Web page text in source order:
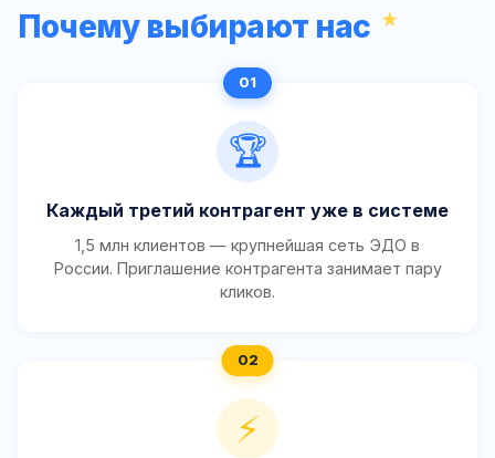
Почему выбирают нас
🏆
Каждый третий контрагент уже в системе
1,5 млн клиентов — крупнейшая сеть ЭДО в
России. Приглашение контрагента занимает пару
кликов.
⚡